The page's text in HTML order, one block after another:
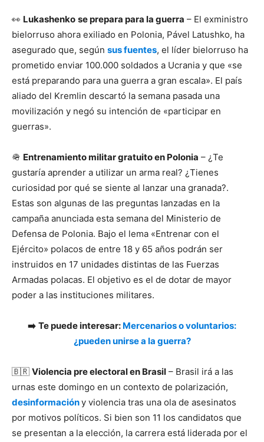
👀 Lukashenko se prepara para la guerra – El exministro
bielorruso ahora exiliado en Polonia, Pável Latushko, ha
asegurado que, según sus fuentes, el líder bielorruso ha
prometido enviar 100.000 soldados a Ucrania y que «se
está preparando para una guerra a gran escala». El país
aliado del Kremlin descartó la semana pasada una
movilización y negó su intención de «participar en
guerras».
🪖 Entrenamiento militar gratuito en Polonia – ¿Te
gustaría aprender a utilizar un arma real? ¿Tienes
curiosidad por qué se siente al lanzar una granada?.
Estas son algunas de las preguntas lanzadas en la
campaña anunciada esta semana del Ministerio de
Defensa de Polonia. Bajo el lema «Entrenar con el
Ejército» polacos de entre 18 y 65 años podrán ser
instruidos en 17 unidades distintas de las Fuerzas
Armadas polacas. El objetivo es el de dotar de mayor
poder a las instituciones militares.
➡️ Te puede interesar: Mercenarios o voluntarios:
¿pueden unirse a la guerra?
🇧🇷 Violencia pre electoral en Brasil – Brasil irá a las
urnas este domingo en un contexto de polarización,
desinformacióny violencia tras una ola de asesinatos
por motivos políticos. Si bien son 11 los candidatos que
se presentan a la elección, la carrera está liderada por el